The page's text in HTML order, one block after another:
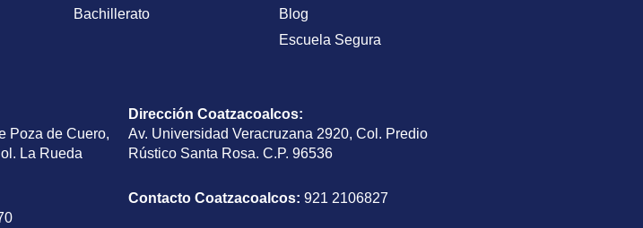
Bachillerato
Blog
Escuela Segura
Poza de Cuero,
La Rueda
Dirección Coatzacoalcos:
Av. Universidad Veracruzana 2920, Col. Predio
Rústico Santa Rosa. C.P. 96536
Contacto Coatzacoalcos: 921 2106827